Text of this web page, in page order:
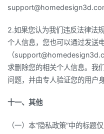
2.如果您认为我们违反法律法
个人信息，您也可以通过发送
（
求删除您的相关个人信息。我
问题，并由专人验证您的用户
十一、其他
（一）本“隐私政策”中的标题